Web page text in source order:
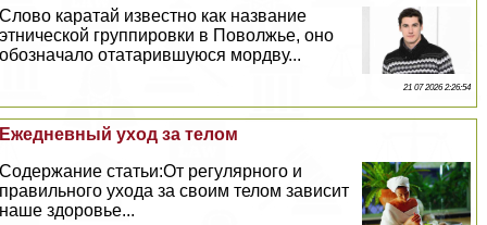
Слово каратай известно как название
этнической группировки в Поволжье, оно
обозначало отатарившуюся мордву...
21 07 2026 2:26:54
Ежедневный уход за телом
Содержание статьи:От регулярного и
правильного ухода за своим телом зависит
наше здоровье...